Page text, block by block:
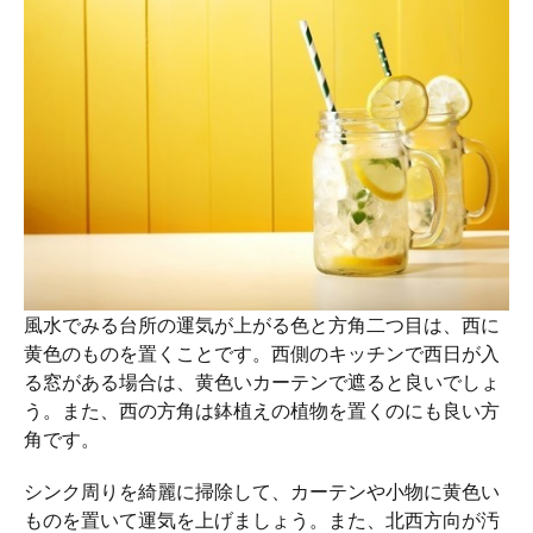
風水でみる台所の運気が上がる色と方角二つ目は、西に
黄色のものを置くことです。西側のキッチンで西日が入
る窓がある場合は、黄色いカーテンで遮ると良いでしょ
う。また、西の方角は鉢植えの植物を置くのにも良い方
角です。
シンク周りを綺麗に掃除して、カーテンや小物に黄色い
ものを置いて運気を上げましょう。また、北西方向が汚